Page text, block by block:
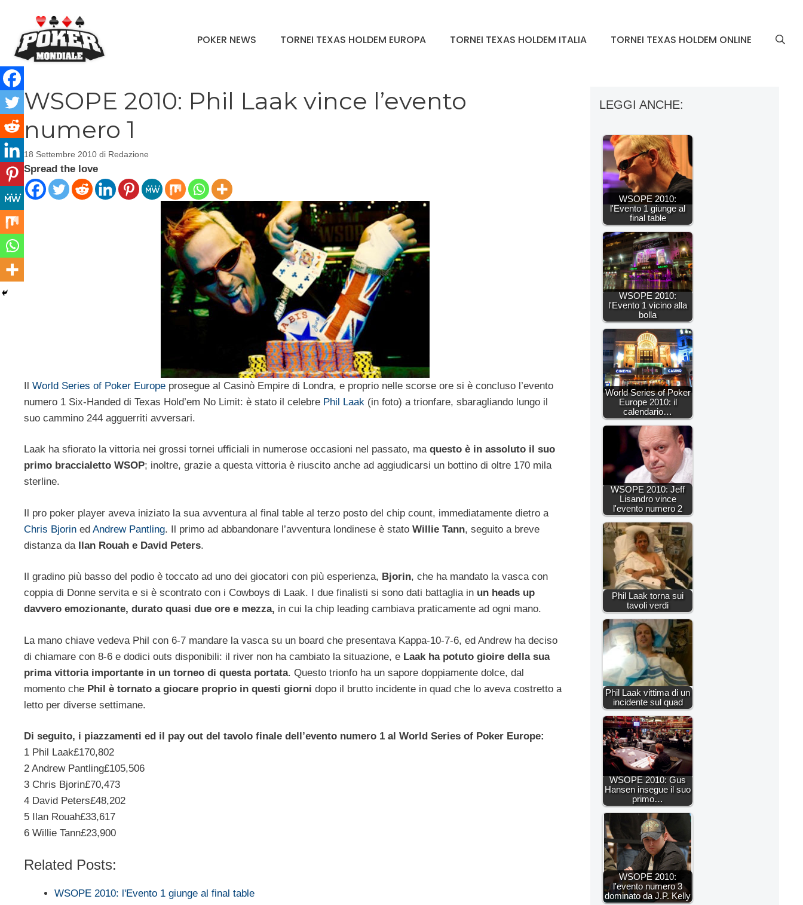
contenuto
POKER NEWS TORNEI TEXAS HOLDEM EUROPA TORNEI TEXAS HOLDEM ITALIA TORNEI TEXAS HOLDEM ONLINE
WSOPE 2010: Phil Laak vince l’evento
numero 1
18 Settembre 2010 di Redazione
Spread the love
Il World Series of Poker Europe prosegue al Casinò Empire di Londra, e proprio nelle scorse ore si è concluso l’evento
numero 1 Six-Handed di Texas Hold’em No Limit: è stato il celebre Phil Laak (in foto) a trionfare, sbaragliando lungo il
suo cammino 244 agguerriti avversari.
Laak ha sfiorato la vittoria nei grossi tornei ufficiali in numerose occasioni nel passato, maquesto è in assoluto il suo
primo braccialetto WSOP; inoltre, grazie a questa vittoria è riuscito anche ad aggiudicarsi un bottino di oltre 170 mila
sterline.
Il pro poker player aveva iniziato la sua avventura al final table al terzo posto del chip count, immediatamente dietro a
Chris Bjorin ed Andrew Pantling. Il primo ad abbandonare l’avventura londinese è stato Willie Tann, seguito a breve
distanza da Ilan Rouah e David Peters.
Il gradino più basso del podio è toccato ad uno dei giocatori con più esperienza, Bjorin, che ha mandato la vasca con
coppia di Donne servita e si è scontrato con i Cowboys di Laak. I due finalisti si sono dati battaglia in un heads up
davvero emozionante, durato quasi due ore e mezza, in cui la chip leading cambiava praticamente ad ogni mano.
La mano chiave vedeva Phil con 6-7 mandare la vasca su un board che presentava Kappa-10-7-6, ed Andrew ha deciso
di chiamare con 8-6 e dodici outs disponibili: il river non ha cambiato la situazione, e Laak ha potuto gioire della sua
prima vittoria importante in un torneo di questa portata. Questo trionfo ha un sapore doppiamente dolce, dal
momento che Phil è tornato a giocare proprio in questi giorni dopo il brutto incidente in quad che lo aveva costretto a
letto per diverse settimane.
Di seguito, i piazzamenti ed il pay out del tavolo finale dell’evento numero 1 al World Series of Poker Europe:
1 Phil Laak£170,802
2 Andrew Pantling£105,506
3 Chris Bjorin£70,473
4 David Peters£48,202
5 Ilan Rouah£33,617
6 Willie Tann£23,900
Related Posts:
WSOPE 2010: l'Evento 1 giunge al final table
LEGGI ANCHE:
WSOPE 2010:
l'Evento 1 giunge al
final table
WSOPE 2010:
l'Evento 1 vicino alla
bolla
World Series of Poker
Europe 2010: il
calendario…
WSOPE 2010: Jeff
Lisandro vince
l'evento numero 2
Phil Laak torna sui
tavoli verdi
Phil Laak vittima di un
incidente sul quad
WSOPE 2010: Gus
Hansen insegue il suo
primo…
WSOPE 2010:
l'evento numero 3
dominato da J.P. Kelly